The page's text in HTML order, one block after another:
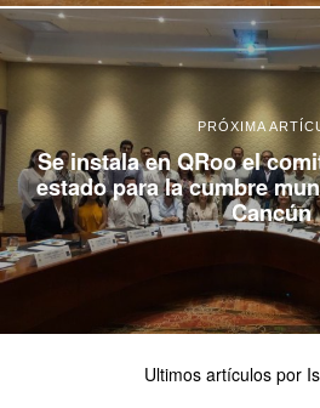
PRÓXIMA
Se instala en QRoo el
estado para la cumbre
Cancún
Ultimos artículos por